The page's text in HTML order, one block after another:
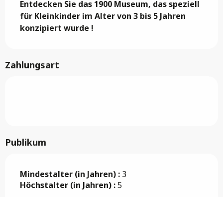
Entdecken Sie das 1900 Museum, das speziell
für Kleinkinder im Alter von 3 bis 5 Jahren
konzipiert wurde !
Zahlungsart
Publikum
Mindestalter (in Jahren) : 3
Höchstalter (in Jahren) :5